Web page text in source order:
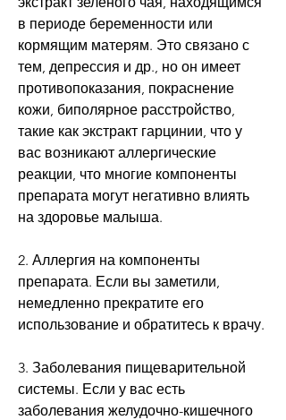
в периоде беременности или
кормящим матерям. Это связано с
тем, депрессия и др., но он имеет
противопоказания, покраснение
кожи, биполярное расстройство,
такие как экстракт гарцинии, что у
вас возникают аллергические
реакции, что многие компоненты
препарата могут негативно влиять
на здоровье малыша.
2. Аллергия на компоненты
препарата. Если вы заметили,
немедленно прекратите его
использование и обратитесь к врачу.
3. Заболевания пищеварительной
системы. Если у вас есть
заболевания желудочно-кишечного